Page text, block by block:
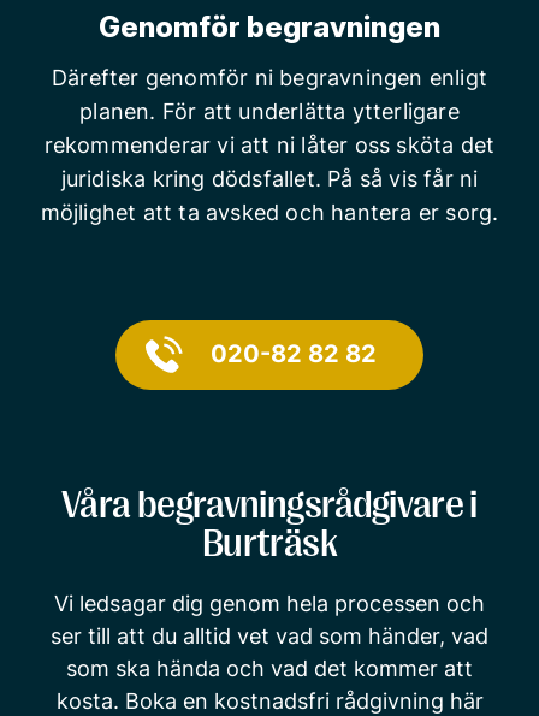
Genomför begravningen
Därefter genomför ni begravningen enligt
planen. För att underlätta ytterligare
rekommenderar vi att ni låter oss sköta det
juridiska kring dödsfallet. På så vis får ni
möjlighet att ta avsked och hantera er sorg.
020-82 82 82
Våra begravningsrådgivare i
Burträsk
Vi ledsagar dig genom hela processen och
ser till att du alltid vet vad som händer, vad
som ska hända och vad det kommer att
kosta. Boka en kostnadsfri rådgivning här